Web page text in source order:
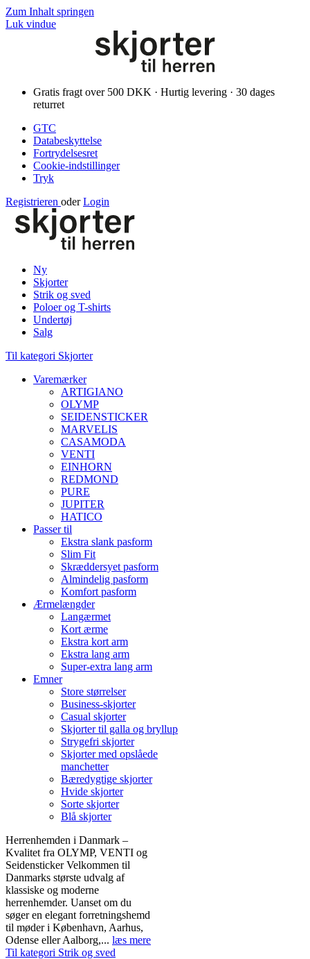
Zum Inhalt springen
Luk vindue
Gratis fragt over 500 DKK · Hurtig levering · 30 dages
returret
GTC
Databeskyttelse
Fortrydelsesret
Cookie-indstillinger
Tryk
Registrieren oder Login
Ny
Skjorter
Strik og sved
Poloer og T-shirts
Undertøj
Salg
Til kategori Skjorter
Varemærker
ARTIGIANO
OLYMP
SEIDENSTICKER
MARVELIS
CASAMODA
VENTI
EINHORN
REDMOND
PURE
JUPITER
HATICO
Passer til
Ekstra slank pasform
Slim Fit
Skræddersyet pasform
Almindelig pasform
Komfort pasform
Ærmelængder
Langærmet
Kort ærme
Ekstra kort arm
Ekstra lang arm
Super-extra lang arm
Emner
Store størrelser
Business-skjorter
Casual skjorter
Skjorter til galla og bryllup
Strygefri skjorter
Skjorter med opslåede
manchetter
Bæredygtige skjorter
Hvide skjorter
Sorte skjorter
Blå skjorter
Herrenhemden i Danmark –
Kvalitet fra OLYMP, VENTI og
Seidensticker Velkommen til
Danmarks største udvalg af
klassiske og moderne
herrenhemder. Uanset om du
søger en elegant forretningshemd
til møder i København, Aarhus,
Odense eller Aalborg,... læs mere
Til kategori Strik og sved